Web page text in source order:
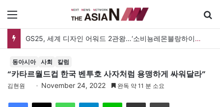
GS25, 세계 디자인 어워드 2관왕…‘소비뇽레몬블랑하이볼’ 디자인 경쟁력 인정
동아시아 사회 칼럼
“카타르월드컵 한국 벤투호 사자처럼 용맹하게 싸워달라”
김현원 November 24, 2022 완독 약 11 분 소요
Telegram 이메일